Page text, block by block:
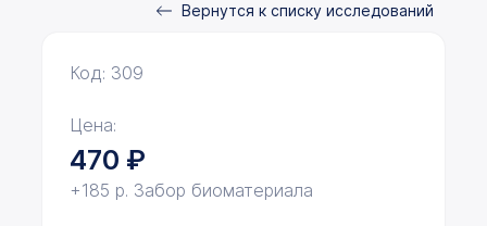
Вернутся к списку исследований
Код: 309
Цена:
470 ₽
+185 р. Забор биоматериала